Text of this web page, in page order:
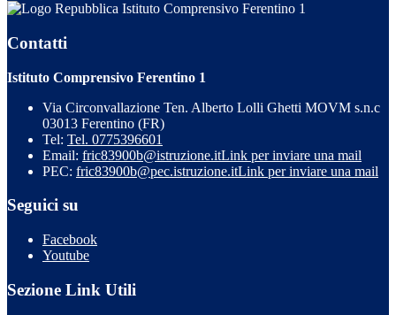
Istituto Comprensivo Ferentino 1
Contatti
Istituto Comprensivo Ferentino 1
Via Circonvallazione Ten. Alberto Lolli Ghetti MOVM s.n.c
03013 Ferentino (FR)
Tel: Tel. 0775396601
Email: fric83900b@istruzione.itLink per inviare una mail
PEC: fric83900b@pec.istruzione.itLink per inviare una mail
Seguici su
Facebook
Youtube
Sezione Link Utili